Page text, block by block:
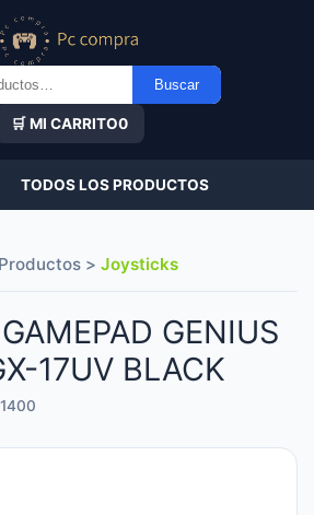
Buscar
🛒 MI CARRITO0
TODOS LOS PRODUCTOS
Productos > Joysticks
GENIUS
17UV BLACK